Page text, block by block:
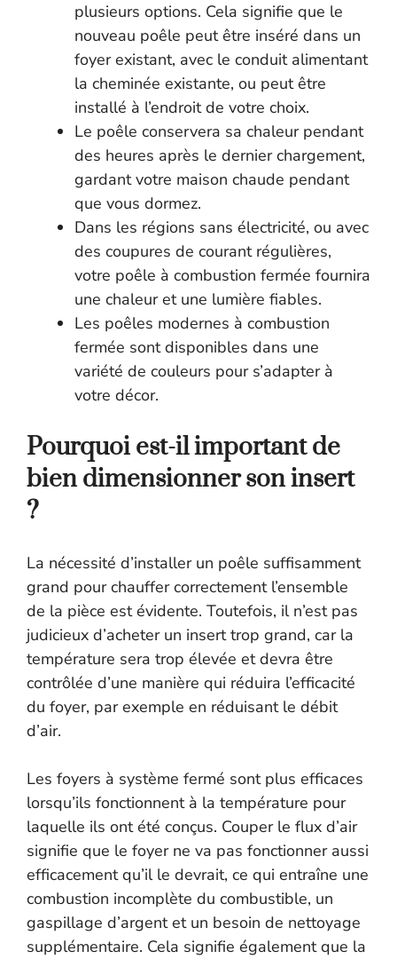
plusieurs options. Cela signifie que le
nouveau poêle peut être inséré dans un
foyer existant, avec le conduit alimentant
la cheminée existante, ou peut être
installé à l’endroit de votre choix.
Le poêle conservera sa chaleur pendant
des heures après le dernier chargement,
gardant votre maison chaude pendant
que vous dormez.
Dans les régions sans électricité, ou avec
des coupures de courant régulières,
votre poêle à combustion fermée fournira
une chaleur et une lumière fiables.
Les poêles modernes à combustion
fermée sont disponibles dans une
variété de couleurs pour s’adapter à
votre décor.
Pourquoi est-il important de
bien dimensionner son insert
?
La nécessité d’installer un poêle suffisamment
grand pour chauffer correctement l’ensemble
de la pièce est évidente. Toutefois, il n’est pas
judicieux d’acheter un insert trop grand, car la
température sera trop élevée et devra être
contrôlée d’une manière qui réduira l’efficacité
du foyer, par exemple en réduisant le débit
d’air.
Les foyers à système fermé sont plus efficaces
lorsqu’ils fonctionnent à la température pour
laquelle ils ont été conçus. Couper le flux d’air
signifie que le foyer ne va pas fonctionner aussi
efficacement qu’il le devrait, ce qui entraîne une
combustion incomplète du combustible, un
gaspillage d’argent et un besoin de nettoyage
supplémentaire. Cela signifie également que la